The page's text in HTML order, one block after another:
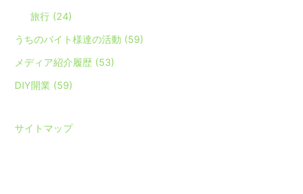
旅行 (24)
うちのバイト様達の活動 (59)
メディア紹介履歴 (53)
DIY開業 (59)
サイトマップ